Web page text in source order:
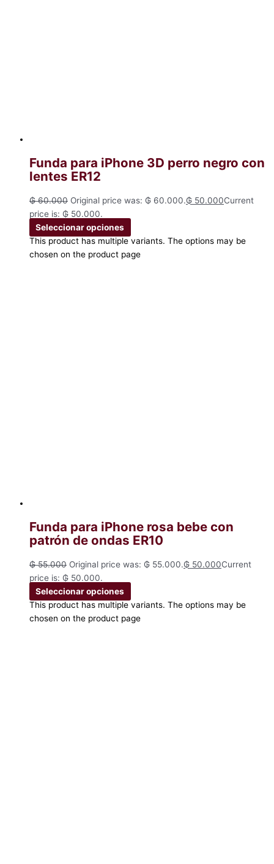
Funda para iPhone 3D perro negro con
lentes ER12
₲60.000 Original price was: ₲ 60.000.₲ 50.000Current
price is: ₲ 50.000.
Seleccionar opciones
This product has multiple variants. The options may be
chosen on the product page
Funda para iPhone rosa bebe con
patrón de ondas ER10
₲55.000 Original price was: ₲ 55.000.₲ 50.000Current
price is: ₲ 50.000.
Seleccionar opciones
This product has multiple variants. The options may be
chosen on the product page